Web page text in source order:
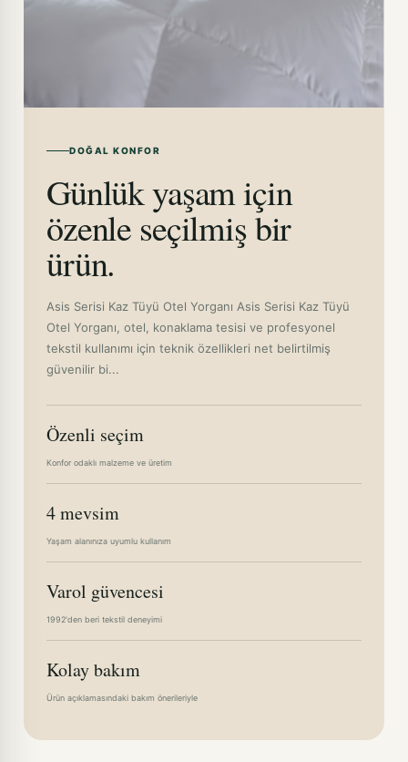
DOĞAL KONFOR
Günlük yaşam için
özenle seçilmiş bir
ürün.
Asis Serisi Kaz Tüyü Otel Yorganı Asis Serisi Kaz Tüyü
Otel Yorganı, otel, konaklama tesisi ve profesyonel
tekstil kullanımı için teknik özellikleri net belirtilmiş
güvenilir bi...
Özenli seçim
Konfor odaklı malzeme ve üretim
4 mevsim
Yaşam alanınıza uyumlu kullanım
Varol güvencesi
1992'den beri tekstil deneyimi
Kolay bakım
Ürün açıklamasındaki bakım önerileriyle